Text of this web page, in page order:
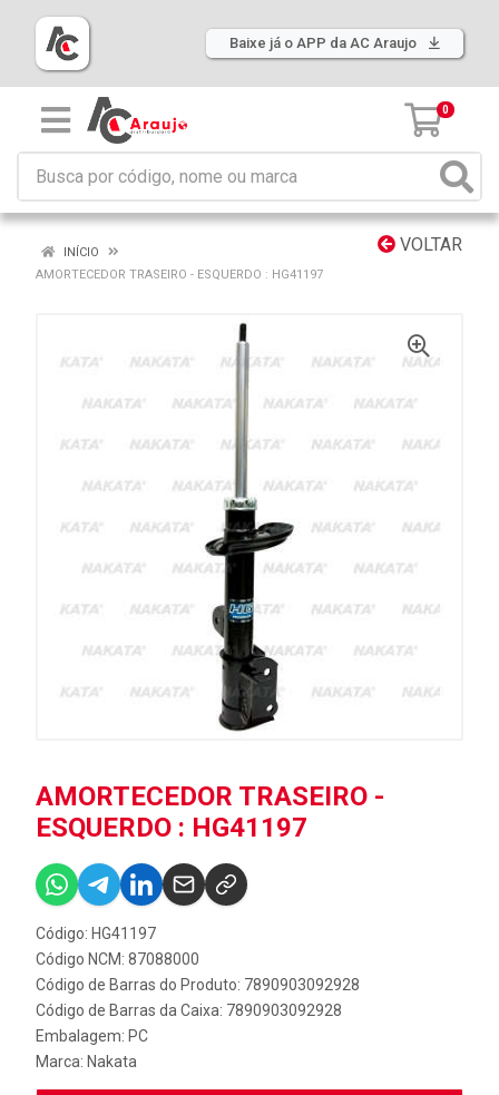
Baixe já o APP da AC Araujo
0
VOLTAR
INÍCIO
AMORTECEDOR TRASEIRO - ESQUERDO : HG41197
AMORTECEDOR TRASEIRO -
ESQUERDO : HG41197
Código: HG41197
Código NCM: 87088000
Código de Barras do Produto: 7890903092928
Código de Barras da Caixa: 7890903092928
Embalagem: PC
Marca: Nakata